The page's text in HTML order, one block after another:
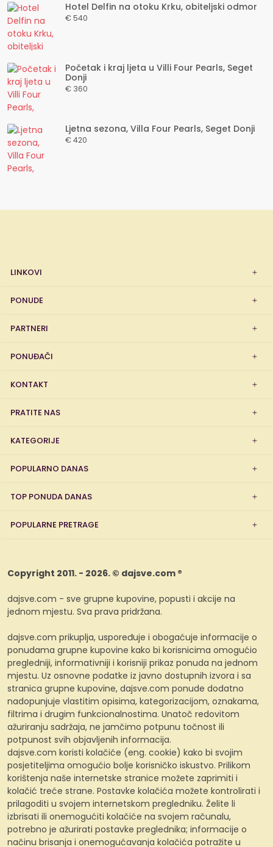
Hotel Delfin na otoku Krku, obiteljski odmor
€ 540
Početak i kraj ljeta u Villi Four Pearls, Seget
Donji
€ 360
Ljetna sezona, Villa Four Pearls, Seget Donji
€ 420
LINKOVI
PONUDE
PARTNERI
PONUĐAČI
KONTAKT
PRATITE NAS
KATEGORIJE
POPULARNO DANAS
TOP PONUDA DANAS
POPULARNE PRETRAGE
Copyright 2011. - 2026. © dajsve.com ®
dajsve.com - sve grupne kupovine, popusti i akcije na
jednom mjestu. Sva prava pridržana.
dajsve.com prikuplja, uspoređuje i obogaćuje informacije o
ponudama grupne kupovine kako bi korisnicima omogućio
pregledniji, informativniji i korisniji prikaz ponuda na jednom
mjestu. Uz osnovne podatke iz javno dostupnih izvora i sa
stranica grupne kupovine, dajsve.com ponude dodatno
nadopunjuje vlastitim opisima, kategorizacijom, oznakama,
filtrima i drugim funkcionalnostima. Unatoč redovitom
ažuriranju sadržaja, ne jamčimo potpunu točnost ili
potpunost svih objavljenih informacija.
dajsve.com koristi kolačiće (eng. cookie) kako bi svojim
posjetiteljima omogućio bolje korisničko iskustvo. Prilikom
korištenja naše internetske stranice možete zaprimiti i
kolačić treće strane. Postavke kolačića možete kontrolirati i
prilagoditi u svojem internetskom pregledniku. Želite li
izbrisati ili onemogućiti kolačiće na svojem računalu,
potrebno je ažurirati postavke preglednika; informacije o
načinu brisanja i onemogućavanja kolačića potražite u